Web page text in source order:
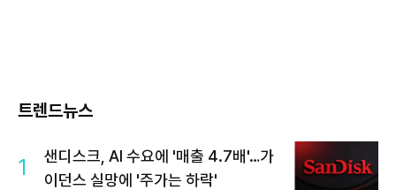
트렌드뉴스
1
샌디스크, AI 수요에 '매출 4.7배'…가
이던스 실망에 '주가는 하락'